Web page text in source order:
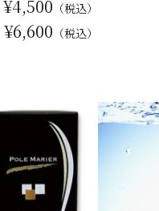
¥4,500 （税込）
¥6,600 （税込）